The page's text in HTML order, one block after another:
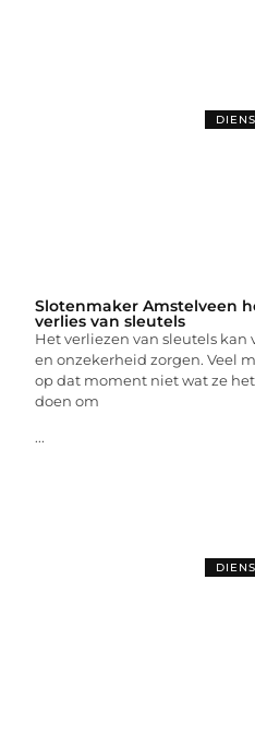
Slotenmaker Amstelveen
verlies van sleutels
Het verliezen van sleutels kan
en onzekerheid zorgen. Veel
op dat moment niet wat ze
doen om
...